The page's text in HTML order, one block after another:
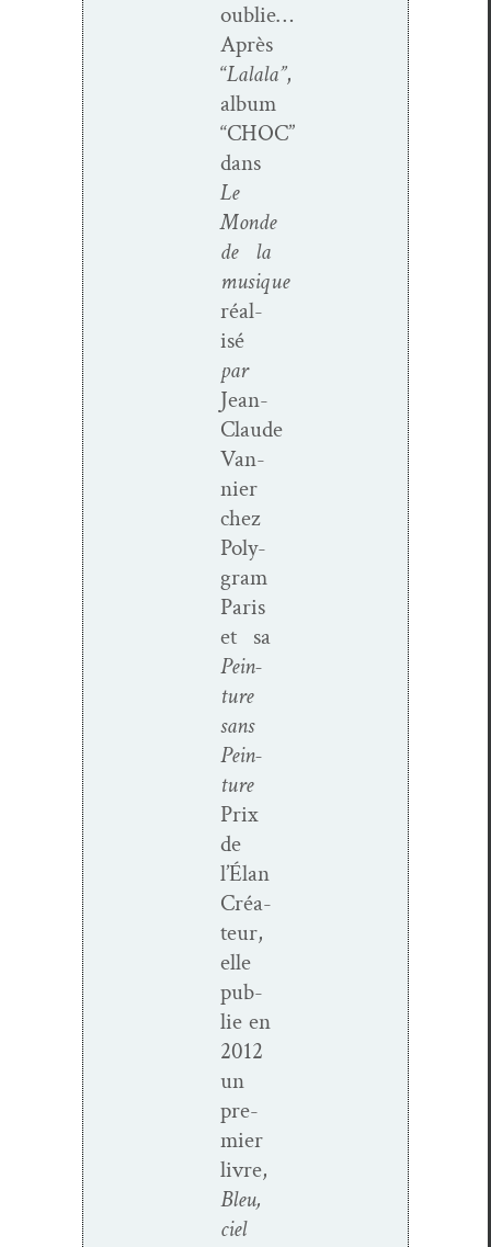
oublie…
Après
“Lalala”,
album
“CHOC”
dans
Le
Monde
de la
musique
réal­
isé
par
Jean-
Claude
Van­
nier
chez
Poly­
gram
Paris
et sa
Pein­
ture
sans
Pein­
ture
Prix
de
l’Élan
Créa­
teur,
elle
pub­
lie en
2012
un
pre­
mier
livre,
Bleu,
ciel